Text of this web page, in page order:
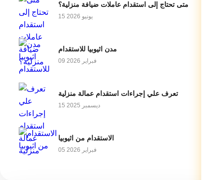
متى تحتاج إلى استقدام عاملات ضيافة منزلية؟
15 يونيو 2026
مدن اثيوبيا للاستقدام
09 فبراير 2026
تعرف علي إجراءات استقدام عمالة منزلية
15 ديسمبر 2025
الاستقدام من اثيوبيا
05 فبراير 2026